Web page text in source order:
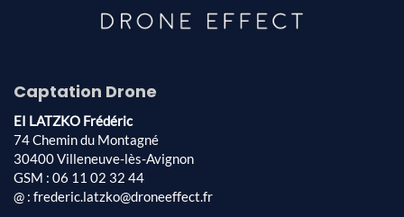
Captation Drone
EI LATZKO Frédéric
74 Chemin du Montagné
30400 Villeneuve-lès-Avignon
GSM : 06 11 02 32 44
@ : frederic.latzko@droneeffect.fr